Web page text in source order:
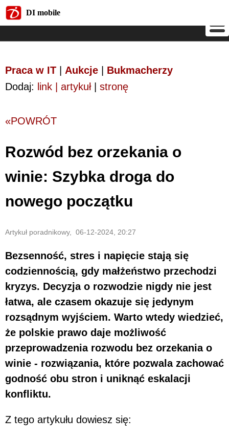
DI mobile
Praca w IT Aukcje
Bukmacherzy
Dodaj: link | artykuł| stronę
«POWRÓT
Rozwód bez orzekania o
winie: Szybka droga do
nowego początku
Artykuł poradnikowy, 06-12-2024, 20:27
Bezsenność, stres i napięcie stają się
codziennością, gdy małżeństwo przechodzi
kryzys. Decyzja o rozwodzie nigdy nie jest
łatwa, ale czasem okazuje się jedynym
rozsądnym wyjściem. Warto wtedy wiedzieć,
że polskie prawo daje możliwość
przeprowadzenia rozwodu bez orzekania o
winie - rozwiązania, które pozwala zachować
godność obu stron i uniknąć eskalacji
konfliktu.
Z tego artykułu dowiesz się:
DI mobile